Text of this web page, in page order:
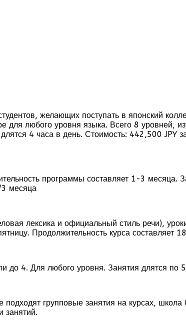
желающих поступать в японский
любого уровня языка. Всего 8 уровней,
4 часа в день. Стоимость: 442,500
программы составляет 1-3
месяца
лексика и официальный стиль речи),
Продолжительность курса составляет
до 4. Для любого уровня. Занятия длятся по
подходят групповые занятия на курсах,
занятий.